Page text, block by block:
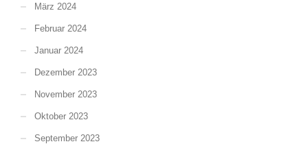
März 2024
Februar 2024
Januar 2024
Dezember 2023
November 2023
Oktober 2023
September 2023